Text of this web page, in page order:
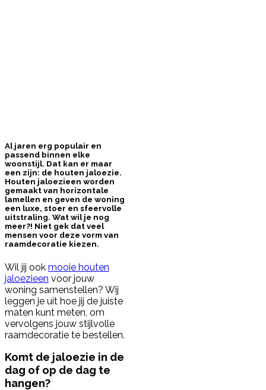
Al jaren erg populair en
passend binnen elke
woonstijl. Dat kan er maar
een zijn: de houten jaloezie.
Houten jaloezieen worden
gemaakt van horizontale
lamellen en geven de woning
een luxe, stoer en sfeervolle
uitstraling. Wat wil je nog
meer?! Niet gek dat veel
mensen voor deze vorm van
raamdecoratie kiezen.
Wil jij ook mooie houten
jaloezieen voor jouw
woning samenstellen? Wij
leggen je uit hoe jij de juiste
maten kunt meten, om
vervolgens jouw stijlvolle
raamdecoratie te bestellen.
Komt de jaloezie in de
dag of op de dag te
hangen?